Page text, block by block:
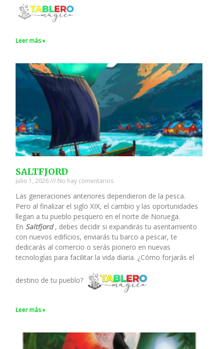
Leer más »
SALTFJORD
julio 1, 2026 No hay comentarios
Las generaciones anteriores dependieron de la pesca.
Pero al finalizar el siglo XIX, el cambio y las oportunidades
llegan a tu pueblo pesquero en el norte de Noruega.
En Saltfjord, debes decidir si expandirás tu asentamiento
con nuevos edificios, enviarás tu barco a pescar, te
dedicarás al comercio o serás pionero en nuevas
tecnologías para facilitar la vida diaria. ¿Cómo forjarás el
destino de tu pueblo?
Leer más »